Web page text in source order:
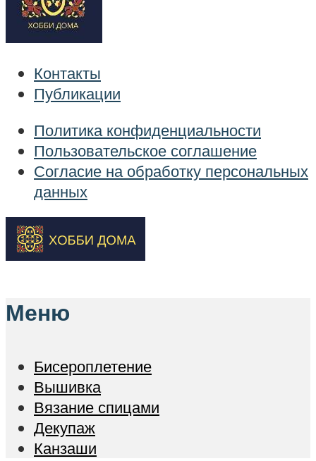
Контакты
Публикации
Политика конфиденциальности
Пользовательское соглашение
Согласие на обработку персональных
данных
Меню
Бисероплетение
Вышивка
Вязание спицами
Декупаж
Канзаши